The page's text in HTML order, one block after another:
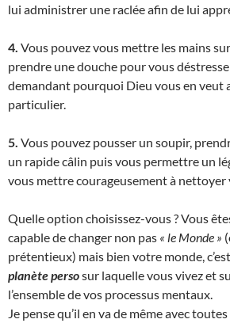
lui administrer une raclée afin de lui
4. Vous pouvez vous mettre les mains
prendre une douche pour vous
demandant pourquoi Dieu vous en veut
particulier.
5. Vous pouvez pousser un soupir,
un rapide câlin puis vous permettre un
vous mettre courageusement à nettoyer
Quelle option choisissez-vous ? Vous
capable de changer non pas « le Monde »
prétentieux) mais bien votre monde,
planète persosur laquelle vous vivez et
l’ensemble de vos processus mentaux.
Je pense qu’il en va de même avec